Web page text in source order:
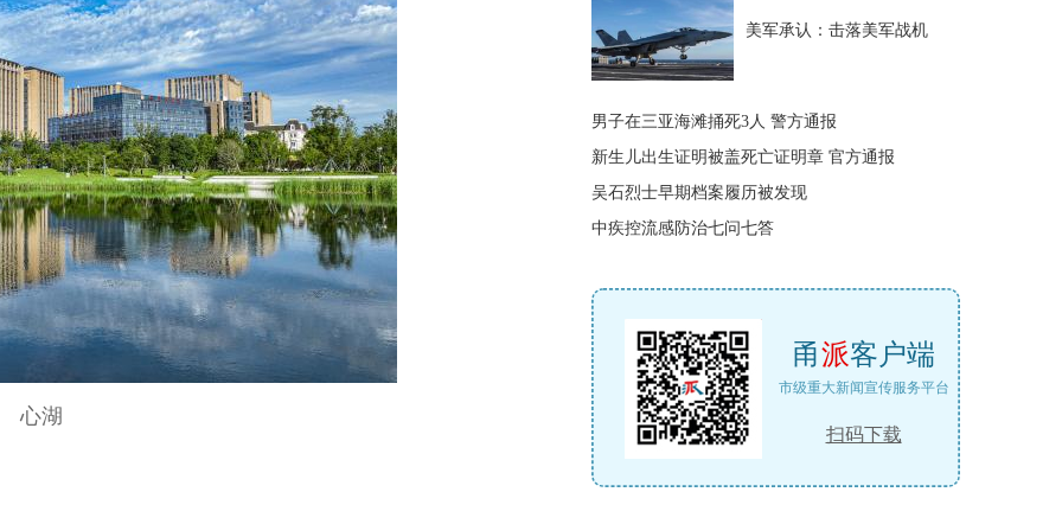
心湖
美军承认：击落美军战机
男子在三亚海滩捅死3人 警方通报
新生儿出生证明被盖死亡证明章 官方通报
吴石烈士早期档案履历被发现
中疾控流感防治七问七答
甬派客户端
市级重大新闻宣传服务平台
扫码下载